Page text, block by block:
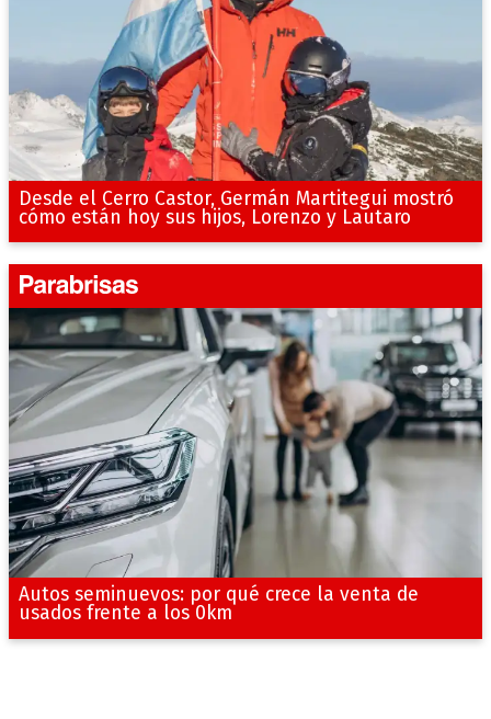
Desde el Cerro Castor, Germán Martitegui mostró
cómo están hoy sus hijos, Lorenzo y Lautaro
Autos seminuevos: por qué crece la venta de
usados frente a los 0km